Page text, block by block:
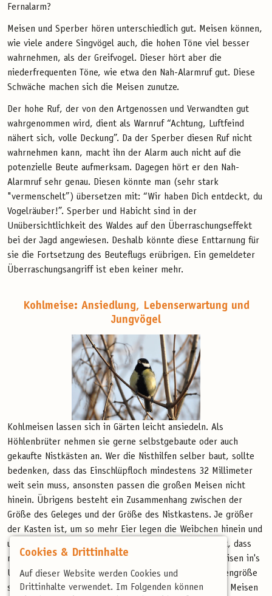
Cookies & Drittinhalte
Auf dieser Website werden Cookies und
Drittinhalte verwendet. Im Folgenden können
Fernalarm?
Meisen und Sperber hören unterschiedlich gut. Meisen können,
wie viele andere Singvögel auch, die hohen Töne viel besser
wahrnehmen, als der Greifvogel. Dieser hört aber die
niederfrequenten Töne, wie etwa den Nah-Alarmruf gut. Diese
Schwäche machen sich die Meisen zunutze.
Der hohe Ruf, der von den Artgenossen und Verwandten gut
wahrgenommen wird, dient als Warnruf “Achtung, Luftfeind
nähert sich, volle Deckung”. Da der Sperber diesen Ruf nicht
wahrnehmen kann, macht ihn der Alarm auch nicht auf die
potenzielle Beute aufmerksam. Dagegen hört er den Nah-
Alarmruf sehr genau. Diesen könnte man (sehr stark
"vermenschelt”) übersetzen mit: “Wir haben Dich entdeckt, du
Vogelräuber!”. Sperber und Habicht sind in der
Unübersichtlichkeit des Waldes auf den Überraschungseffekt
bei der Jagd angewiesen. Deshalb könnte diese Enttarnung für
sie die Fortsetzung des Beuteflugs erübrigen. Ein gemeldeter
Überraschungsangriff ist eben keiner mehr.
Kohlmeise: Ansiedlung, Lebenserwartung und
Jungvögel
Kohlmeisen lassen sich in Gärten leicht ansiedeln. Als
Höhlenbrüter nehmen sie gerne selbstgebaute oder auch
gekaufte Nistkästen an. Wer die Nisthilfen selber baut, sollte
bedenken, dass das Einschlüpfloch mindestens 32 Millimeter
weit sein muss, ansonsten passen die großen Meisen nicht
hinein. Übrigens besteht ein Zusammenhang zwischen der
Größe des Geleges und der Größe des Nistkastens. Je größer
der Kasten ist, um so mehr Eier legen die Weibchen hinein und
umso mehr Jungvögel fliegen aus. Das heißt aber nicht, dass
man mit Hilfe von Nistkästen den Bestand von Kohlmeisen in's
Unermessliche steigern könnte. Denn neben der Höhlengröße
spielen noch andere Faktoren beim Aufzuchterfolg der Meisen